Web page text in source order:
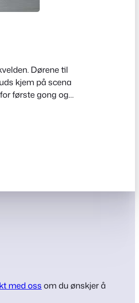
Dørene til
kjem på scena
første gong og
med oss om du ønskjer å